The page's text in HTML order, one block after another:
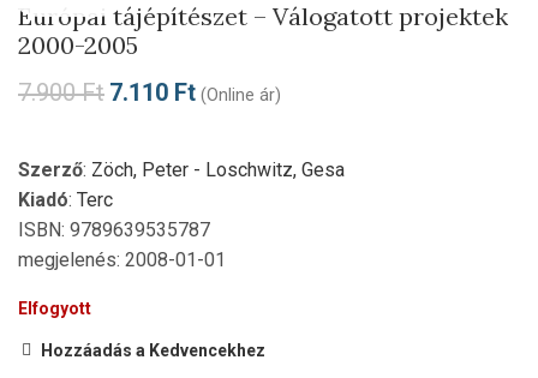
Európai tájépítészet – Válogatott projektek
2000-2005
7.900Ft 7.110 Ft (Online ár)
Szerző: Zöch, Peter - Loschwitz, Gesa
Kiadó: Terc
ISBN: 9789639535787
megjelenés: 2008-01-01
Elfogyott
Hozzáadás a Kedvencekhez